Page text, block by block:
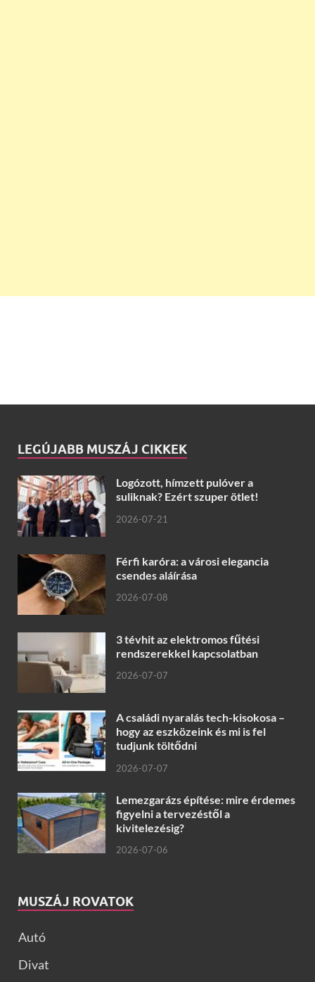
LEGÚJABB MUSZÁJ CIKKEK
Logózott, hímzett pulóver a
suliknak? Ezért szuper ötlet!
2026-07-21
Férfi karóra: a városi elegancia
csendes aláírása
2026-07-08
3 tévhit az elektromos fűtési
rendszerekkel kapcsolatban
2026-07-07
A családi nyaralás tech-kisokosa –
hogy az eszközeink és mi is fel
tudjunk töltődni
2026-07-07
Lemezgarázs építése: mire érdemes
figyelni a tervezéstől a
kivitelezésig?
2026-07-06
MUSZÁJ ROVATOK
Autó
Divat